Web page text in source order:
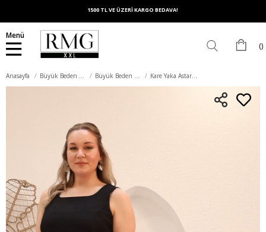
1500 TL VE ÜZERİ KARGO BEDAVA!
Menü
Anasayfa Büyük Beden Elbise Büyük Beden Günlük Elbise Kare Yaka Astarlı Büyük Beden Siyah Elbise